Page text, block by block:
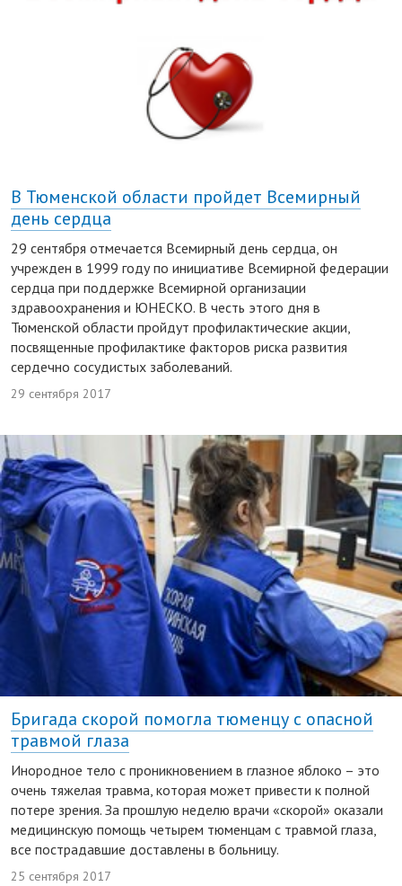
В Тюменской области пройдет Всемирный
день сердца
29 сентября отмечается Всемирный день сердца, он
учрежден в 1999 году по инициативе Всемирной федерации
сердца при поддержке Всемирной организации
здравоохранения и ЮНЕСКО. В честь этого дня в
Тюменской области пройдут профилактические акции,
посвященные профилактике факторов риска развития
сердечно сосудистых заболеваний.
29 сентября 2017
Бригада скорой помогла тюменцу с опасной
травмой глаза
Инородное тело с проникновением в глазное яблоко – это
очень тяжелая травма, которая может привести к полной
потере зрения. За прошлую неделю врачи «скорой» оказали
медицинскую помощь четырем тюменцам с травмой глаза,
все пострадавшие доставлены в больницу.
25 сентября 2017